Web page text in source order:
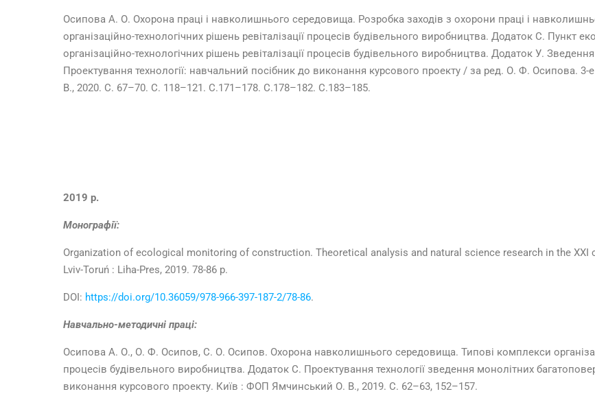
Осипова А. О. Охорона праці і навколишнього середовища. Розробка заходів з охорони праці і
організаційно-технологічних рішень ревіталізації процесів будівельного виробництва. Додаток С. Пункт
організаційно-технологічних рішень ревіталізації процесів будівельного виробництва. Додаток У.
Проектування технології: навчальний посібник до виконання курсового проекту / за ред. О. Ф. Осипова.
В., 2020. С. 67–70. С. 118–121. С.171–178. С.178–182. С.183–185.
2019 р.
Монографії:
Organization of ecological monitoring of construction. Theoretical analysis and natural science research in the XXI
Lviv-Toruń : Liha-Pres, 2019. 78-86 р.
DOI: https://doi.org/10.36059/978-966-397-187-2/78-86.
Навчально-методичні праці:
Осипова А. О., О. Ф. Осипов, С. О. Осипов. Охорона навколишнього середовища. Типові комплекси
процесів будівельного виробництва. Додаток С. Проектування технології зведення монолітних
виконання курсового проекту. Київ : ФОП Ямчинський О. В., 2019. С. 62–63, 152–157.